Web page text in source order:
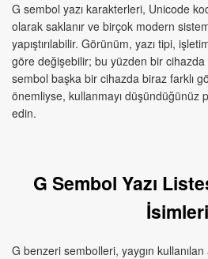
G sembol yazı karakterleri, Unicode
olarak saklanır ve birçok modern
yapıştırılabilir. Görünüm, yazı tipi,
göre değişebilir; bu yüzden bir
sembol başka bir cihazda biraz farklı
önemliyse, kullanmayı düşündüğünüz
edin.
G Sembol Yazı
İsimleri
G benzeri sembolleri, yaygın